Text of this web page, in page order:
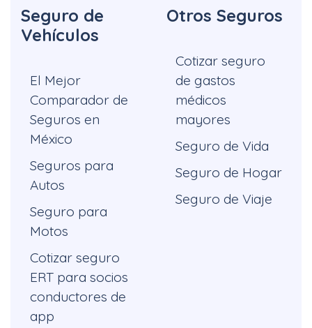
Seguro de
Vehículos
El Mejor
Comparador de
Seguros en
México
Seguros para
Autos
Seguro para
Motos
Cotizar seguro
ERT para socios
conductores de
app
Otros Seguros
Cotizar seguro
de gastos
médicos
mayores
Seguro de Vida
Seguro de Hogar
Seguro de Viaje